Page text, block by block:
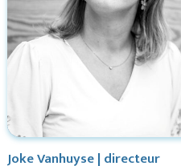
Joke Vanhuyse | directeur